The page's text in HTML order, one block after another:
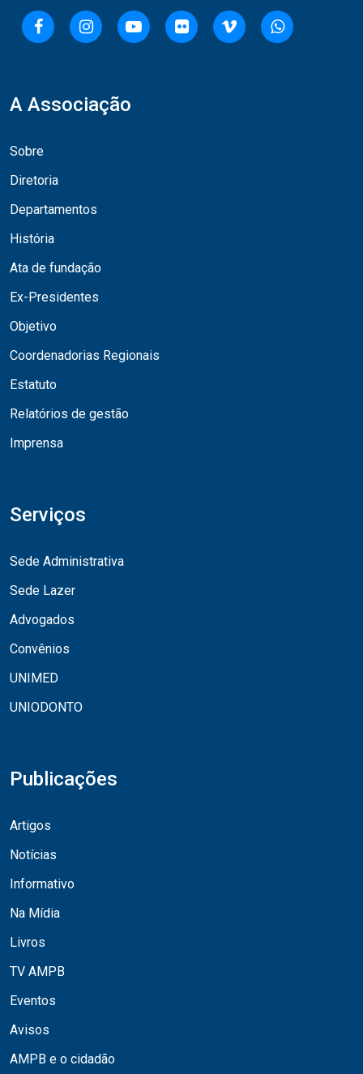
A Associação
Sobre
Diretoria
Departamentos
História
Ata de fundação
Ex-Presidentes
Objetivo
Coordenadorias Regionais
Estatuto
Relatórios de gestão
Imprensa
Serviços
Sede Administrativa
Sede Lazer
Advogados
Convênios
UNIMED
UNIODONTO
Publicações
Artigos
Notícias
Informativo
Na Mídia
Livros
TV AMPB
Eventos
Avisos
AMPB e o cidadão